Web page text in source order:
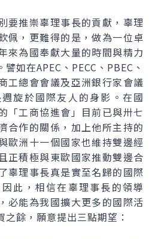
推崇辜理事長的貢獻，辜理
佩，更難得的是，做為一位卓
來為國奉獻大量的時間與精力
如在APEC、PECC、PBEC、
工總會會議及亞洲銀行家會議
旋於國際友人的身影。在國
「工商協進會」目前已與卅七
合作的關係，加上他所主持的
歐洲十一個國家也維持雙邊經
正積極與東歐國家推動雙邊合
辜理事長真是實至名歸的國際
此，相信在辜理事長的領導
必能為我國擴大更多的國際活
餘，願意提出三點期望：